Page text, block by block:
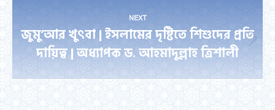
NEXT
Next
post:
জুমু’আর খুৎবা | ইসলামের দৃষ্টিতে শিশুদের প্রতি
দায়িত্ব | অধ্যাপক ড. আহমাদুল্লাহ ত্রিশালী